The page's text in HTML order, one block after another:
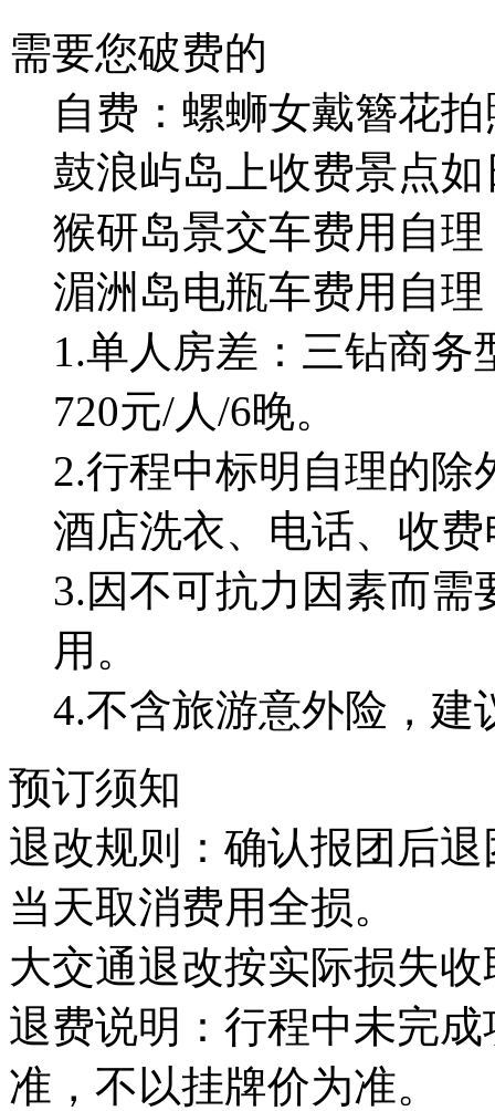
需要您破费的
自费：螺蛳女戴簪花
鼓浪屿岛上收费景点
猴研岛景交车费用自理
湄洲岛电瓶车费用自理
1.单人房差：三钻商务
720元/人/6晚。
2.行程中标明自理的
酒店洗衣、电话、收
3.因不可抗力因素而
用。
4.不含旅游意外险，建
预订须知
退改规则：确认报团后
当天取消费用全损。
大交通退改按实际损失收
退费说明：行程中未完
准，不以挂牌价为准。